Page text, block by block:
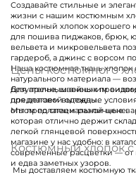
Создавайте стильные и
жизни с нашим костюмным
костюмный хлопок хорошего
для пошива пиджаков, брюк,
вельвета и микровельвета
гардероб, а джинс с ворсом
Наша костюмная ткань хлопок
натурального материала —
безупречным внешним
для деловой одежды.
Мы предлагаем различные
которая отлично держит
легкой глянцевой
магазине у нас удобно: в
современные расцветки — от
и едва заметных узоров.
Цены костюмного
Для ателье, швейных
предлагаем выгодные
оптом по специальной цене.
Костюмный хлопок
Мы доставляем костюмную